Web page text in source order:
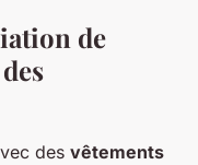
de
des vêtements